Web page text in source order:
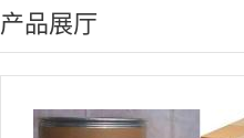
产品展厅